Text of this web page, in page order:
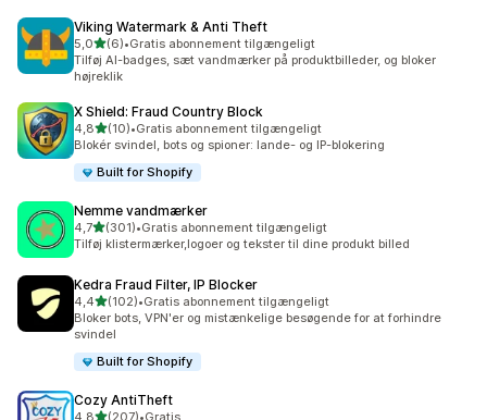
Viking Watermark & Anti Theft
5,0ud af 5 stjerner
(6)
6 anmeldelser i alt
•Gratis abonnement tilgængeligt
Tilføj AI-badges, sæt vandmærker på produktbilleder, og bloker
højreklik
X Shield: Fraud Country Block
4,8ud af 5 stjerner
(10)
10 anmeldelser i alt
•Gratis abonnement tilgængeligt
Blokér svindel, bots og spioner: lande- og IP-blokering
Built for Shopify
Nemme vandmærker
4,7ud af 5 stjerner
(301)
301 anmeldelser i alt
•Gratis abonnement tilgængeligt
Tilføj klistermærker,logoer og tekster til dine produkt billed
Kedra Fraud Filter, IP Blocker
4,4ud af 5 stjerner
(102)
102 anmeldelser i alt
•Gratis abonnement tilgængeligt
Bloker bots, VPN'er og mistænkelige besøgende for at forhindre
svindel
Built for Shopify
Cozy AntiTheft
4,8ud af 5 stjerner
(207)•Gratis